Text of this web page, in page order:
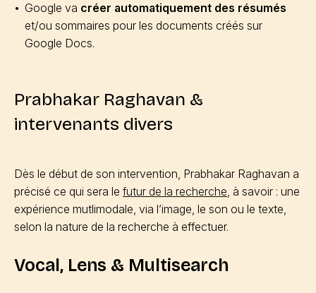
Google va créer automatiquement des résumés
et/ou sommaires pour les documents créés sur
Google Docs.
Prabhakar Raghavan &
intervenants divers
Dès le début de son intervention, Prabhakar Raghavan a
précisé ce qui sera le futur de la recherche, à savoir : une
expérience mutlimodale, via l’image, le son ou le texte,
selon la nature de la recherche à effectuer.
Vocal, Lens & Multisearch